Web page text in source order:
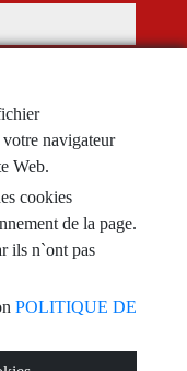
et politique de
navigateur
Web.
cookies
de la page.
ils n`ont pas
POLITIQUE DE